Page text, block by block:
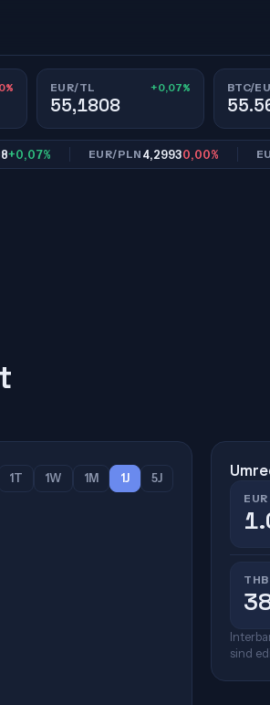
EUR/TL +0,07%
55,1808
BTC/
EUR/PLN4,29930,00% EUR/
1T 1W 1M 1J 5J
sind